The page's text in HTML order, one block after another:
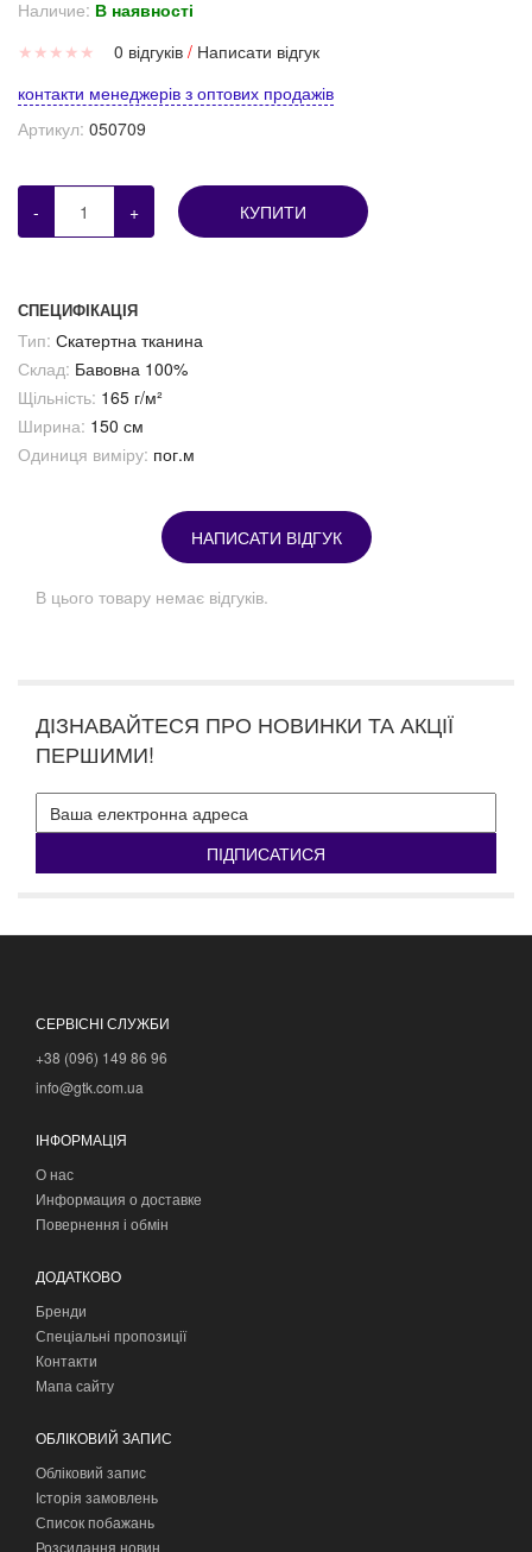
Наличие: В наявності
★ ★ ★ ★ ★ 0 відгуків / Написати відгук
контакти менеджерів з оптових продажів
Артикул: 050709
- + КУПИТИ
СПЕЦИФІКАЦІЯ
Тип: Скатертна тканина
Склад: Бавовна 100%
Щільність: 165 г/м²
Ширина: 150 см
Одиниця виміру: пог.м
НАПИСАТИ ВІДГУК
В цього товару немає відгуків.
ДІЗНАВАЙТЕСЯ ПРО НОВИНКИ ТА АКЦІЇ
ПЕРШИМИ!
ПІДПИСАТИСЯ
СЕРВІСНІ СЛУЖБИ
+38 (096) 149 86 96
info@gtk.com.ua
ІНФОРМАЦІЯ
О нас
Информация о доставке
Повернення і обмін
ДОДАТКОВО
Бренди
Спеціальні пропозиції
Контакти
Мапа сайту
ОБЛІКОВИЙ ЗАПИС
Обліковий запис
Історія замовлень
Список побажань
Розсилання новин